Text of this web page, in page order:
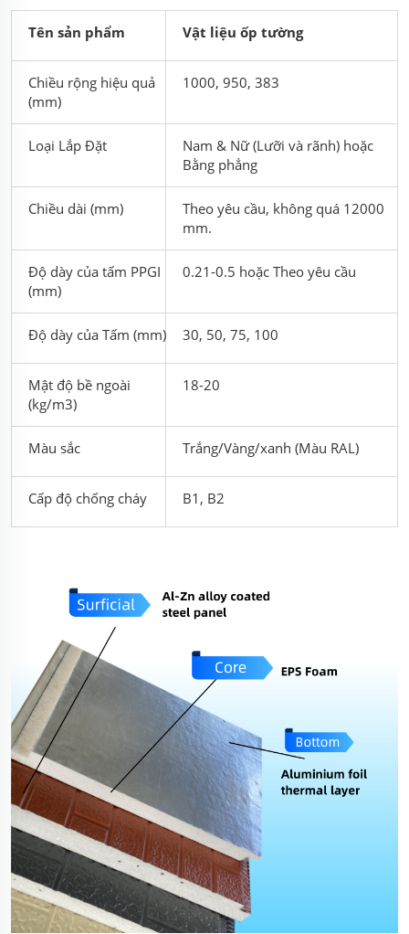
Tên sản phẩm Vật liệu ốp tường
Chiều rộng hiệu quả
(mm)
1000, 950, 383
Loại Lắp Đặt
Nam & Nữ (Lưỡi và rãnh) hoặc
Bằng phẳng
Chiều dài (mm)
Theo yêu cầu, không quá 12000
mm.
Độ dày của tấm PPGI
(mm)
0.21-0.5 hoặc Theo yêu cầu
Độ dày của Tấm (mm) 30, 50, 75, 100
Mật độ bề ngoài
(kg/m3)
18-20
Màu sắc Trắng/Vàng/xanh (Màu RAL)
Cấp độ chống cháy B1, B2